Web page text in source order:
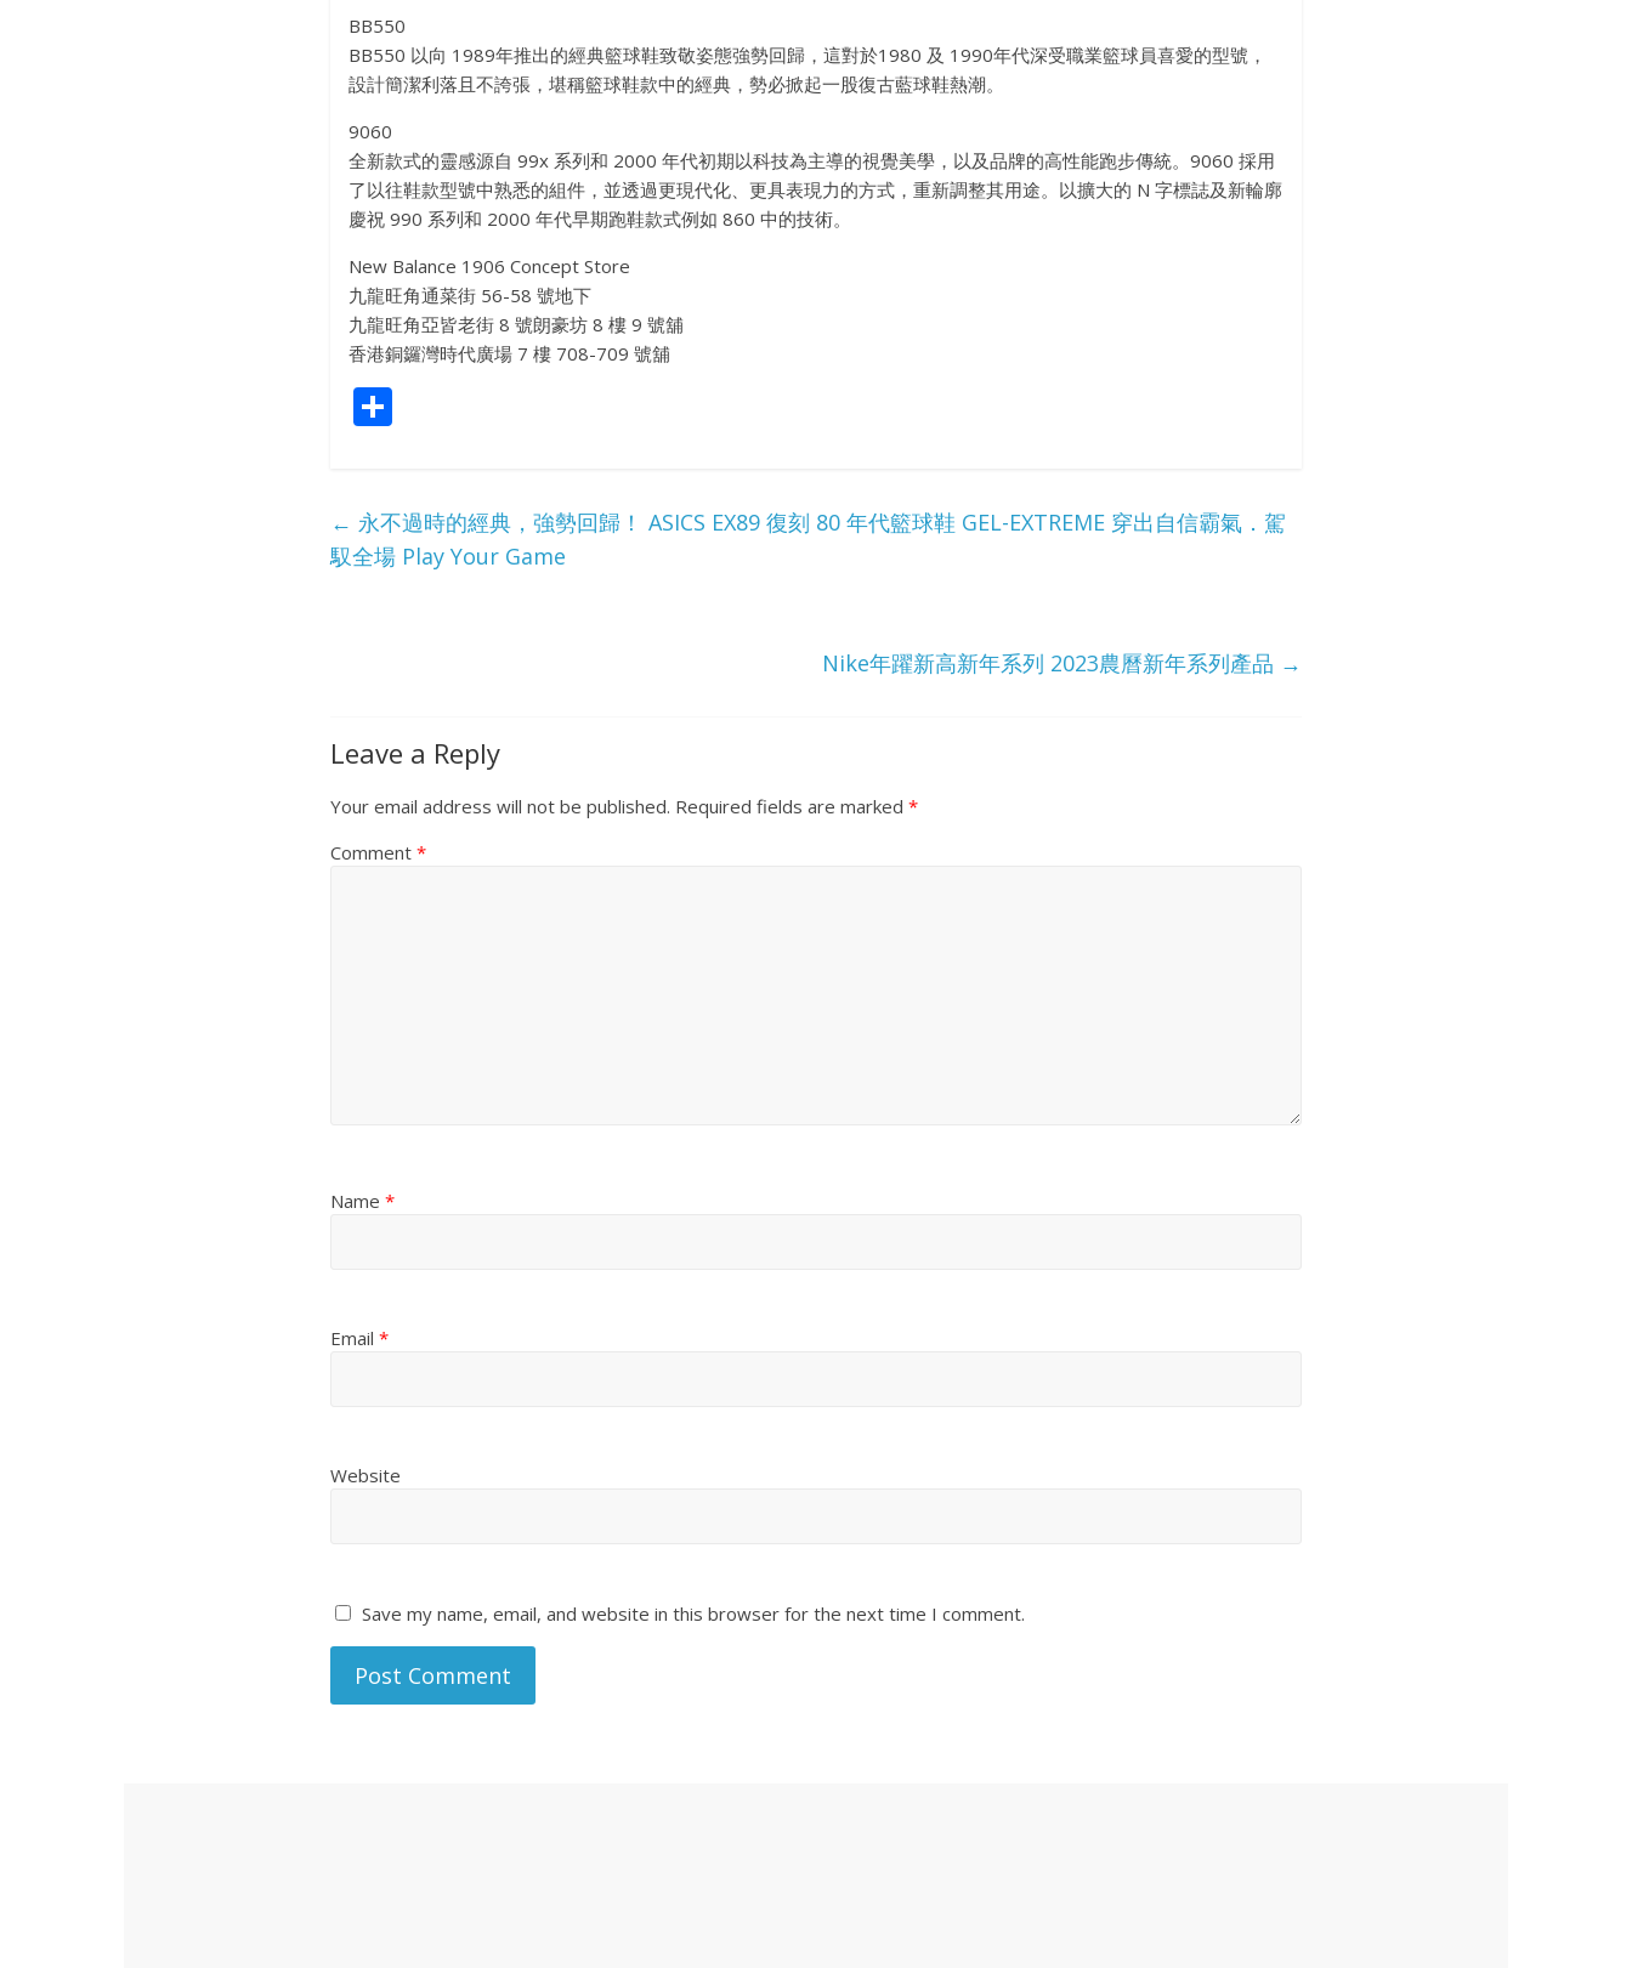
BB550
BB550 以向 1989年推出的經典籃球鞋致敬姿態強勢回歸，這對於1980 及 1990年代深受職業籃球員喜愛的型號，
設計簡潔利落且不誇張，堪稱籃球鞋款中的經典，勢必掀起一股復古藍球鞋熱潮。
9060
全新款式的靈感源自 99x 系列和 2000 年代初期以科技為主導的視覺美學，以及品牌的高性能跑步傳統。9060 採用
了以往鞋款型號中熟悉的組件，並透過更現代化、更具表現力的方式，重新調整其用途。以擴大的 N 字標誌及新輪廓
慶祝 990 系列和 2000 年代早期跑鞋款式例如 860 中的技術。
New Balance 1906 Concept Store
九龍旺角通菜街 56-58 號地下
九龍旺角亞皆老街 8 號朗豪坊 8 樓 9 號舖
香港銅鑼灣時代廣場 7 樓 708-709 號舖
e
← 永不過時的經典，強勢回歸！ ASICS EX89 復刻 80 年代籃球鞋 GEL-EXTREME 穿出自信霸氣．駕
馭全場 Play Your Game
Nike年躍新高新年系列 2023農曆新年系列產品 →
Leave a Reply
Your email address will not be published. Required fields are marked *
Comment *
Name *
Email *
Website
Save my name, email, and website in this browser for the next time I comment.